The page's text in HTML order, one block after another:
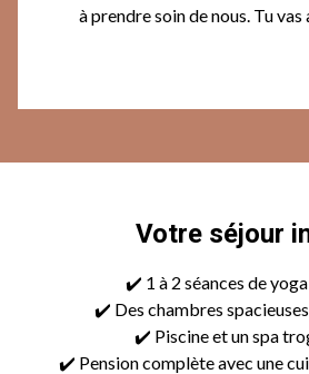
à prendre soin de nous. Tu
Votre séjour
✔️ 1 à 2 séances de
✔️ Des chambres
✔️ Piscine et un spa
✔️ Pension complète avec une